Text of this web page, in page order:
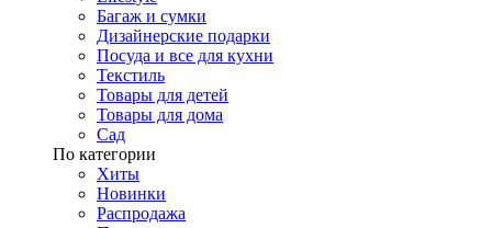
Багаж и сумки
Дизайнерские подарки
Посуда и все для кухни
Текстиль
Товары для детей
Товары для дома
Сад
По категории
Хиты
Новинки
Распродажа